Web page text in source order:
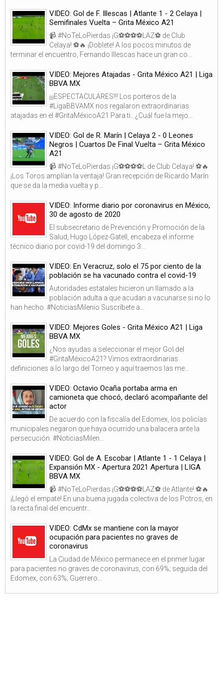
VIDEO: Gol de F. Illescas | Atlante 1 - 2 Celaya |
Semifinales Vuelta – Grita México A21
📹 #NoTeLoPierdas ¡G⚽⚽⚽⚽LAZ⚽ de Club
Celaya! ⚽🔥 ¡Doblete! A los pocos minutos de
terminar el encuentro, Fernando Illescas hace un gran co...
VIDEO: Mejores Atajadas - Grita México A21 | Liga
BBVA MX
¡¡¡ESPECTACULARES!!! Los porteros de la
#LigaBBVAMX nos regalaron extraordinarias
atajadas en el #GritaMéxicoA21 Para ti…¿Cuál fue la mejo...
VIDEO: Gol de R. Marín | Celaya 2 - 0 Leones
Negros | Cuartos De Final Vuelta – Grita México
A21
📹 #NoTeLoPierdas ¡G⚽⚽⚽⚽L de Club Celaya! ⚽🔥
¡Los Toros amplían la ventaja! Gran recepción de Ricardo Marín
que se da la media vuelta y p...
VIDEO: Informe diario por coronavirus en México,
30 de agosto de 2020
El subsecretario de Prevención y Promoción de la
Salud, Hugo López-Gatell, encabeza el informe
técnico diario por covid-19 del domingo 3...
VIDEO: En Veracruz, solo el 75 por ciento de la
población se ha vacunado contra el covid-19
Autoridades estatales hicieron un llamado a la
población adulta a que acudan a vacunarse si no lo
han hecho. #NoticiasMilenio Suscríbete a...
VIDEO: Mejores Goles - Grita México A21 | Liga
BBVA MX
¿Nos ayudas a seleccionar el mejor Gol del
#GritaMéxicoA21? Vimos extraordinarias
definiciones a lo largo del Torneo y aquí traemos las me...
VIDEO: Octavio Ocaña portaba arma en
camioneta que chocó, declaró acompañante del
actor
De acuerdo con la fiscalía del Edomex, los policías
municipales negaron que haya ocurrido una balacera ante la
persecución. #NoticiasMilen...
VIDEO: Gol de A. Escobar | Atlante 1 - 1 Celaya |
Expansión MX - Apertura 2021 Apertura | LIGA
BBVA MX
📹 #NoTeLoPierdas ¡G⚽⚽⚽⚽LAZ⚽ de Atlante! ⚽🔥
¡Llegó el empate! En una buena jugada colectiva de los Potros, en
la recta final del encuentr...
VIDEO: CdMx se mantiene con la mayor
ocupación para pacientes no graves de
coronavirus
La Ciudad de México permanece en el primer lugar
para pacientes no graves de coronavirus, con 69%; seguida del
Edomex, con 63%; Guerrero...